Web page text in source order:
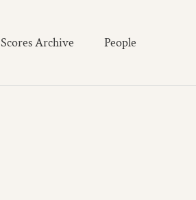
Scores Archive People